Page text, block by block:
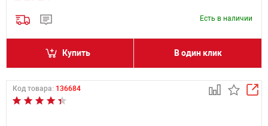
Есть в наличии
Купить В один клик
Код товара: 136684